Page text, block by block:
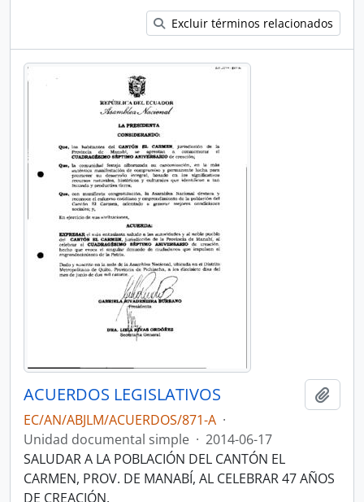
Excluir términos relacionados
ACUERDOS LEGISLATIVOS
EC/AN/ABJLM/ACUERDOS/871-A ·
Unidad documental simple · 2014-06-17
SALUDAR A LA POBLACIÓN DEL CANTÓN EL
CARMEN, PROV. DE MANABÍ, AL CELEBRAR 47 AÑOS
DE CREACIÓN.